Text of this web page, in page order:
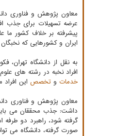
معاون پژوهش و فناوری
عرضه تسهیلات برای جذب
پیشرفته بر خلاف کشور ما
ایران و کشورهایی که
به نقل از دانشگاه تهران،
افراد نخبه در رشته های
خدمات و تخصص این
معاون پژوهش و فناوری
داشت: جذب محققان می
گرفته شود، راهبرد دو
صورت گرفته، دانشگاه می